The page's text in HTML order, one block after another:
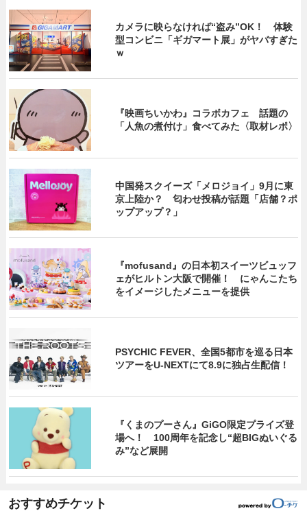
カメラに映らなければ“盗み”OK！ 体験
型コンビニ「ギガマート展」がヤバすぎた
ｗ
『映画ちいかわ』コラボカフェ 話題の
「人魚の煮付け」食べてみた〈取材レポ〉
中国発スクイーズ「メロジョイ」9月に東
京上陸か？ 匂わせ投稿が話題「店舗？ポ
ップアップ？」
『mofusand』の日本初スイーツビュッフ
ェがヒルトン大阪で開催！ にゃんこたち
をイメージしたメニューを提供
PSYCHIC FEVER、全国5都市を巡る日本
ツアーをU‐NEXTにて8.9に独占生配信！
『くまのプーさん』GiGO限定プライズ登
場へ！ 100周年を記念し“超BIGぬいぐる
み”など展開
おすすめチケット